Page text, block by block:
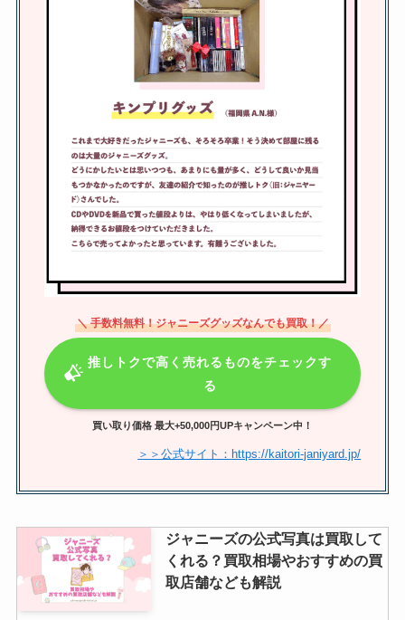
ジャニーズの同行者登録はバレ
る？違う人が行っても大丈夫？重
複して申し込めるかも調査
ジャニーズコンサートの同行者は
非会員OK？同行者登録しないと
＼ 手数料無料！ジャニーズグッズなんでも買取！／
推しトクで高く売れるものをチェックす
る
買い取り価格 最大+50,000円UPキャンペーン中！
＞＞公式サイト：https://kaitori-janiyard.jp/
ジャニーズの公式写真は買取して
くれる？買取相場やおすすめの買
取店舗なども解説